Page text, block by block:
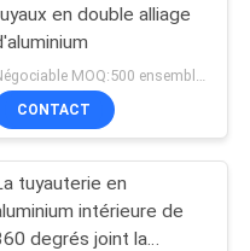
en double alliage
CONTACT
tuyauterie en
intérieure de
degrés joint la